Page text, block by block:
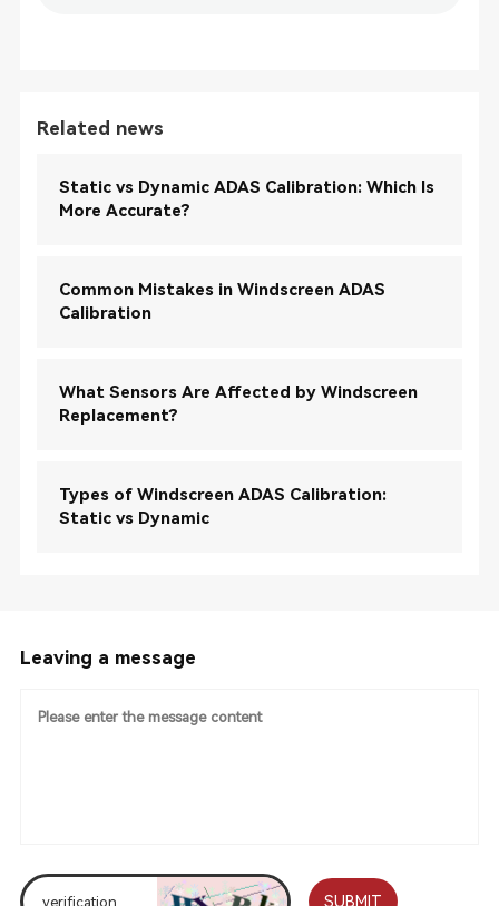
Related news
Static vs Dynamic ADAS Calibration: Which Is
More Accurate?
Common Mistakes in Windscreen ADAS
Calibration
What Sensors Are Affected by Windscreen
Replacement?
Types of Windscreen ADAS Calibration:
Static vs Dynamic
Leaving a message
SUBMIT